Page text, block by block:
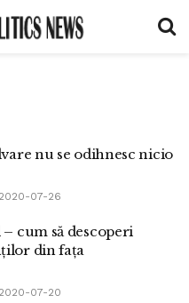
nu se odihnesc nicio
07-26
cum să descoperi
din fața
07-20